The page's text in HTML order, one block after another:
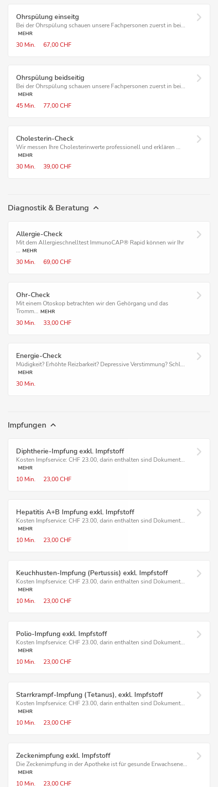
Ohrspülung einseitg
Bei der Ohrspülung schauen unsere Fachpersonen zuerst in bei...
MEHR
30 Min. 67,00 CHF
Ohrspülung beidseitig
Bei der Ohrspülung schauen unsere Fachpersonen zuerst in bei...
MEHR
45 Min. 77,00 CHF
Cholesterin-Check
Wir messen Ihre Cholesterinwerte professionell und erklären ...
MEHR
30 Min. 39,00 CHF
Diagnostik & Beratung
Allergie-Check
Mit dem Allergieschnelltest ImmunoCAP® Rapid können wir Ihr
... MEHR
30 Min. 69,00 CHF
Ohr-Check
Mit einem Otoskop betrachten wir den Gehörgang und das
Tromm... MEHR
30 Min. 33,00 CHF
Energie-Check
Müdigkeit? Erhöhte Reizbarkeit? Depressive Verstimmung? Schl...
MEHR
30 Min.
Impfungen
Diphtherie-Impfung exkl. Impfstoff
Kosten Impfservice: CHF 23.00, darin enthalten sind Dokument...
MEHR
10 Min. 23,00 CHF
Hepatitis A+B Impfung exkl. Impfstoff
Kosten Impfservice: CHF 23.00, darin enthalten sind Dokument...
MEHR
10 Min. 23,00 CHF
Keuchhusten-Impfung (Pertussis) exkl. Impfstoff
Kosten Impfservice: CHF 23.00, darin enthalten sind Dokument...
MEHR
10 Min. 23,00 CHF
Polio-Impfung exkl. Impfstoff
Kosten Impfservice: CHF 23.00, darin enthalten sind Dokument...
MEHR
10 Min. 23,00 CHF
Starrkrampf-Impfung (Tetanus), exkl. Impfstoff
Kosten Impfservice: CHF 23.00, darin enthalten sind Dokument...
MEHR
10 Min. 23,00 CHF
Zeckenimpfung exkl. Impfstoff
Die Zeckenimpfung in der Apotheke ist für gesunde Erwachsene...
MEHR
10 Min. 23,00 CHF